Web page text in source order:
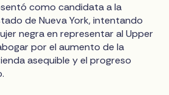
como candidata a la
de Nueva York, intentando
negra en representar al Upper
por el aumento de la
asequible y el progreso